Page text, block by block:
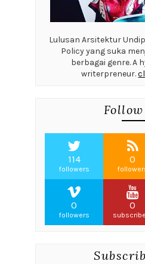
Lulusan Arsitektur
Policy yang suka
berbagai genre. A
writerpreneur.
114
followers
0
0
followers
0